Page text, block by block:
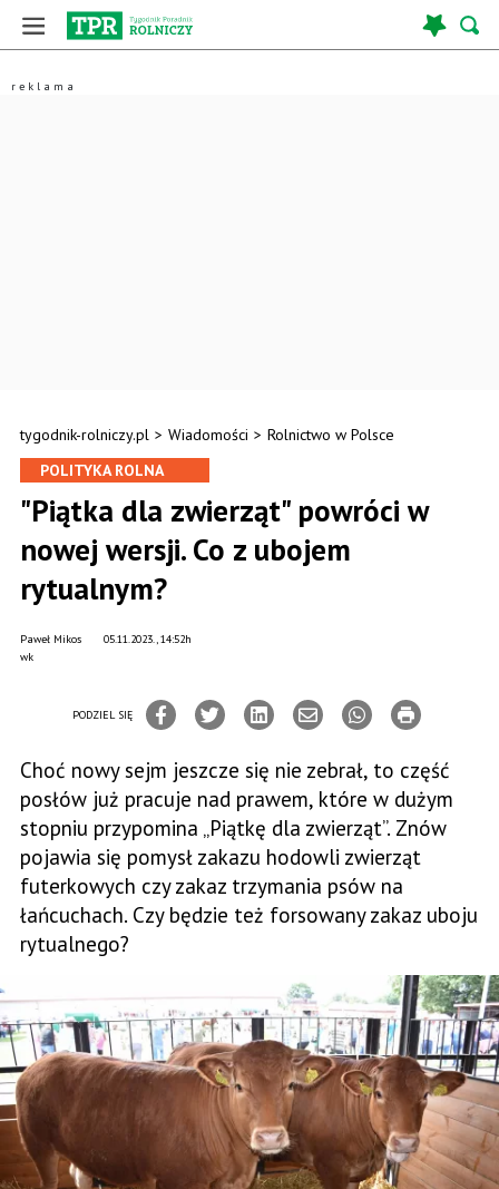
tygodnik-rolniczy.pl > Wiadomości > Rolnictwo w Polsce
POLITYKA ROLNA
"Piątka dla zwierząt" powróci w
nowej wersji. Co z ubojem
rytualnym?
05.11.2023., 14:52h
Paweł Mikos
wk
PODZIEL SIĘ
Choć nowy sejm jeszcze się nie zebrał, to część
posłów już pracuje nad prawem, które w dużym
stopniu przypomina „Piątkę dla zwierząt”. Znów
pojawia się pomysł zakazu hodowli zwierząt
futerkowych czy zakaz trzymania psów na
łańcuchach. Czy będzie też forsowany zakaz uboju
rytualnego?